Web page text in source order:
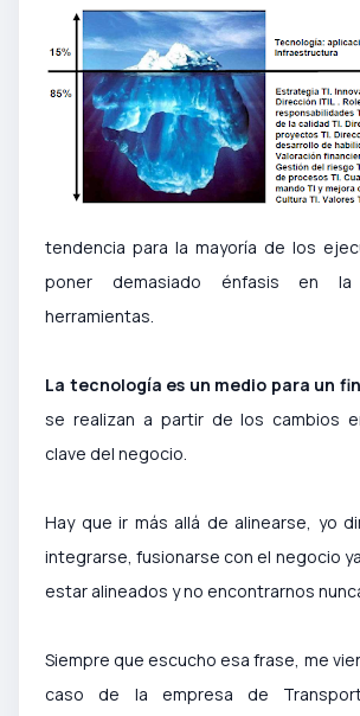
tendencia para la mayoría de los
poner demasiado énfasis en
herramientas.
La tecnología es un medio para un fin
se realizan a partir de los cambios
clave del negocio.
Hay que ir más allá de alinearse, yo
integrarse, fusionarse con el negocio
estar alineados y no encontrarnos
Siempre que escucho esa frase, me
caso de la empresa de